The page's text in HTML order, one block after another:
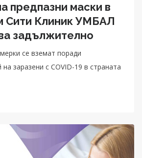
предпазни маски в
Сити Клиник УМБАЛ
задължително
се вземат поради
заразени с COVID-19 в страната